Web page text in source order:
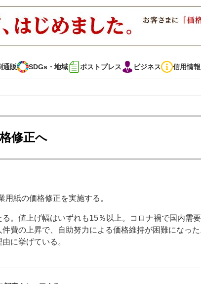
通販 SDGs・地域 ポストプレス ビジネス 信用情報
ンタビュー コレクション
SDGs・地域 ポストプレス ビジネス イベント 信用
！ ～多様なビジネス・多彩な商材～
修正へ
紙の価格修正を実施する。
。値上げ幅はいずれも15％以上。コロナ禍で国内需
費の上昇で、自助努力による価格維持が困難になっ
に挙げている。